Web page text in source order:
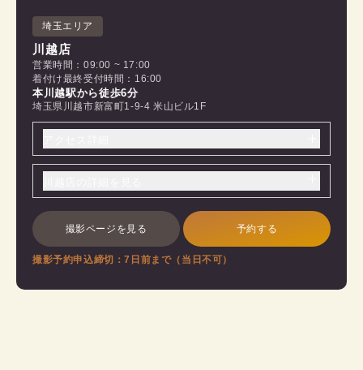
埼玉エリア
川越店
営業時間：09:00 ~ 17:00
着付け最終受付時間：16:00
本川越駅から徒歩6分
埼玉県川越市新富町1-9-4 米山ビル1F
撮影ページを見る 予約する
撮影予約申込締切：7日前まで（当日不可）